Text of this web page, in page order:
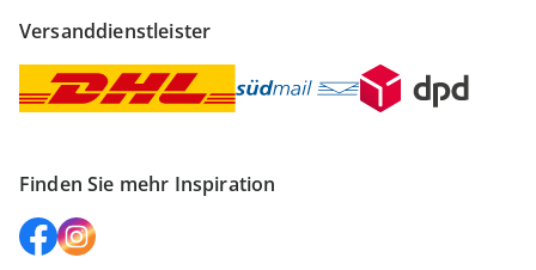
Versanddienstleister
Finden Sie mehr Inspiration